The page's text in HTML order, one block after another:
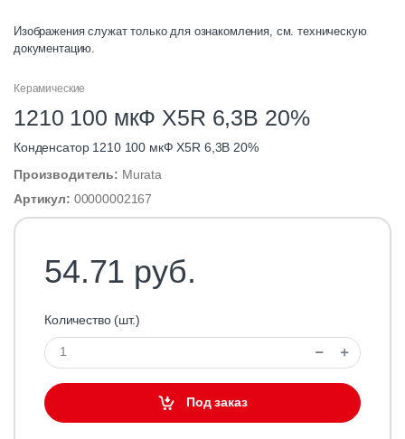
Изображения служат только для ознакомления, см. техническую
документацию.
Керамические
1210 100 мкФ X5R 6,3В 20%
Конденсатор 1210 100 мкФ X5R 6,3В 20%
Производитель: Murata
Артикул: 00000002167
54.71 руб.
Количество (шт.)
Под заказ